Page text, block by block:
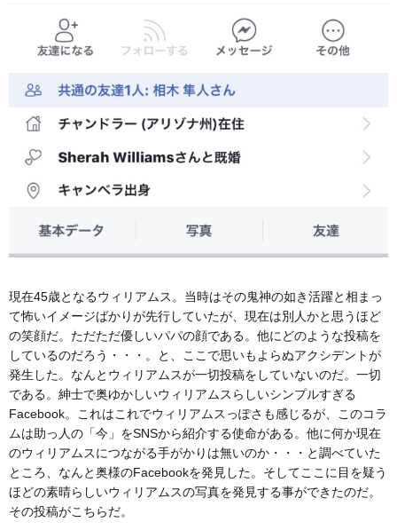
現在45歳となるウィリアムス。当時はその鬼神の如き活躍と相まっ
て怖いイメージばかりが先行していたが、現在は別人かと思うほど
の笑顔だ。ただただ優しいパパの顔である。他にどのような投稿を
しているのだろう・・・。と、ここで思いもよらぬアクシデントが
発生した。なんとウィリアムスが一切投稿をしていないのだ。一切
である。紳士で奥ゆかしいウィリアムスらしいシンプルすぎる
Facebook。これはこれでウィリアムスっぽさも感じるが、このコラ
ムは助っ人の「今」をSNSから紹介する使命がある。他に何か現在
のウィリアムスにつながる手がかりは無いのか・・・と調べていた
ところ、なんと奥様のFacebookを発見した。そしてここに目を疑う
ほどの素晴らしいウィリアムスの写真を発見する事ができたのだ。
その投稿がこちらだ。